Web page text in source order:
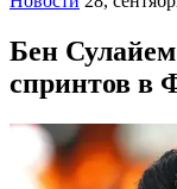
Бен Сулайем
спринтов в